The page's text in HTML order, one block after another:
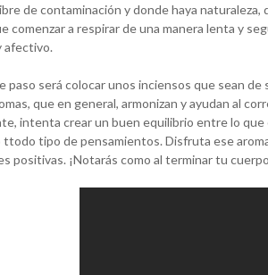
de contaminación y donde haya
comenzar a respirar de una manera lenta y
afectivo.
paso será colocar unos inciensos que sean
que en general, armonizan y ayudan al
intenta crear un buen equilibrio entre lo
ttodo tipo de pensamientos. Disfruta ese
positivas. ¡Notarás como al terminar tu